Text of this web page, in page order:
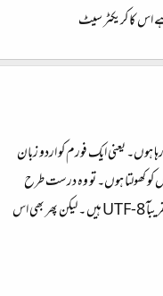
اس کا کریکٹر سیٹ
یعنی ایک فورم کو اردو زبان
کو کھولتا ہوں۔ تو وہ درست طرح
سے اسے اینکوڈ نہیں کرتا ہے حالانکہ میری ساری فائل تقریبآ UTF-8 ہیں ۔ لیکن پھر بھی اس